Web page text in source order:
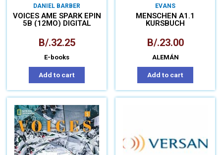
DANIEL BARBER
VOICES AME SPARK EPIN
5B (12MO) DIGITAL
B/.32.25
E-books
Add to cart
EVANS
MENSCHEN A1.1
KURSBUCH
B/.23.00
ALEMÁN
Add to cart